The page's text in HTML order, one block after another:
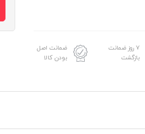
۷ روز ضمانت
بازگشت
ضمانت اصل
بودن کالا